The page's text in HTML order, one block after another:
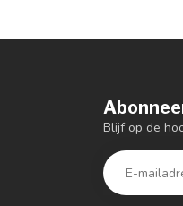
Blijf op de